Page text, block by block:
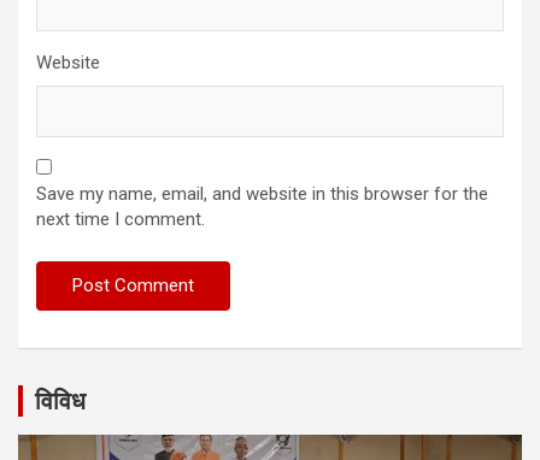
Website
Save my name, email, and website in this browser for the
next time I comment.
विविध